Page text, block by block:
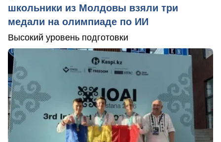
школьники из Молдовы взяли три
медали на олимпиаде по ИИ
Высокий уровень подготовки